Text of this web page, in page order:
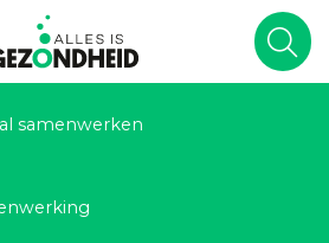
samenwerken